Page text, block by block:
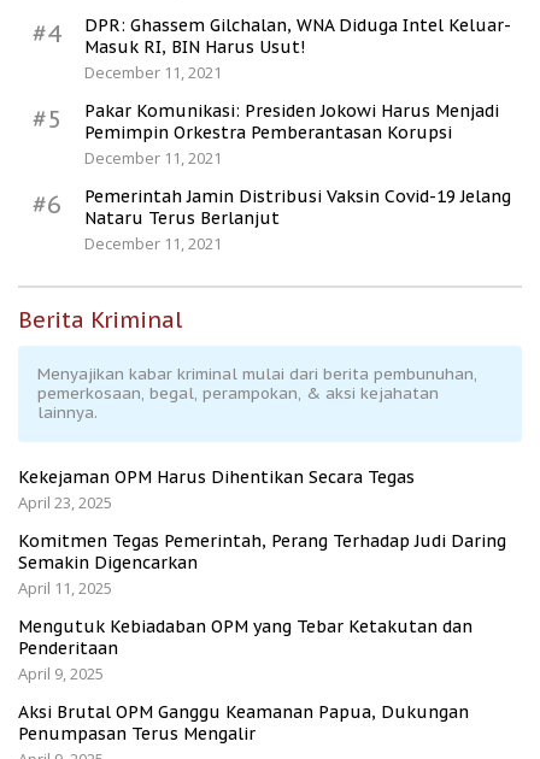
#4
DPR: Ghassem Gilchalan, WNA Diduga Intel Keluar-
Masuk RI, BIN Harus Usut!
December 11, 2021
#5
Pakar Komunikasi: Presiden Jokowi Harus Menjadi
Pemimpin Orkestra Pemberantasan Korupsi
December 11, 2021
#6
Pemerintah Jamin Distribusi Vaksin Covid-19 Jelang
Nataru Terus Berlanjut
December 11, 2021
Berita Kriminal
Menyajikan kabar kriminal mulai dari berita pembunuhan,
pemerkosaan, begal, perampokan, & aksi kejahatan
lainnya.
Kekejaman OPM Harus Dihentikan Secara Tegas
April 23, 2025
Komitmen Tegas Pemerintah, Perang Terhadap Judi Daring
Semakin Digencarkan
April 11, 2025
Mengutuk Kebiadaban OPM yang Tebar Ketakutan dan
Penderitaan
April 9, 2025
Aksi Brutal OPM Ganggu Keamanan Papua, Dukungan
Penumpasan Terus Mengalir